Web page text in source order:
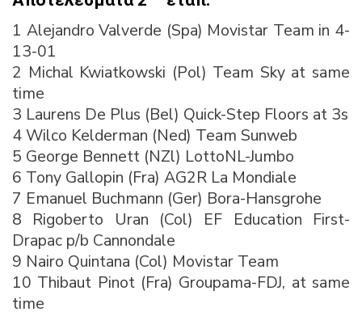
1 Alejandro Valverde (Spa) Movistar Team in 4-
13-01
2 Michal Kwiatkowski (Pol) Team Sky at same
time
3 Laurens De Plus (Bel) Quick-Step Floors at 3s
4 Wilco Kelderman (Ned) Team Sunweb
5 George Bennett (NZl) LottoNL-Jumbo
6 Tony Gallopin (Fra) AG2R La Mondiale
7 Emanuel Buchmann (Ger) Bora-Hansgrohe
8 Rigoberto Uran (Col) EF Education First-
Drapac p/b Cannondale
9 Nairo Quintana (Col) Movistar Team
10 Thibaut Pinot (Fra) Groupama-FDJ, at same
time